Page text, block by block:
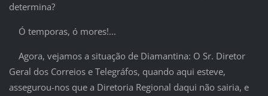
determina?
Ó temporas, ó mores!...
Agora, vejamos a situação de Diamantina: O Sr. Diretor
Geral dos Correios e Telegráfos, quando aqui esteve,
assegurou-nos que a Diretoria Regional daqui não sairia, e